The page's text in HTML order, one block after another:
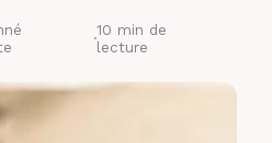
·10 min de
lecture